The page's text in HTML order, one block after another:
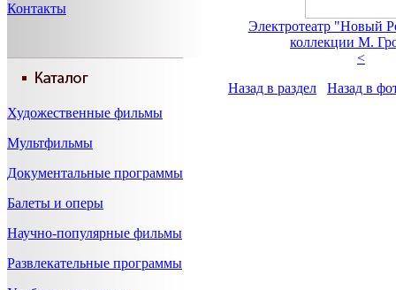
Контакты
Художественные фильмы
Мультфильмы
Документальные программы
Балеты и оперы
Научно-популярные фильмы
Развлекательные программы
Электротеатр "Новый
коллекции М.
<
Назад в раздел
Назад в